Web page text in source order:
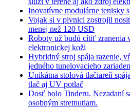
Inovatívne modulárne tenisky
Vojak si v pivnici zostrojil
menej než 120 USD
Roboty už budú cítiť zranenia
elektronickej koži
Hybridný stroj spája razenie,
jedného tunelovacieho
Unikátna stolová tlačiareň
tlač aj UV potlač
Dosť bolo Tinderu. Nezadaní
osobným stretnutiam.